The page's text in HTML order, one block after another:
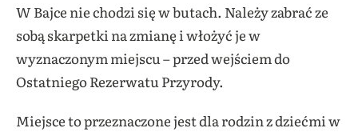
W Bajce nie chodzi się w butach. Należy zabrać ze
sobą skarpetki na zmianę i włożyć je w
wyznaczonym miejscu – przed wejściem do
Ostatniego Rezerwatu Przyrody.
Miejsce to przeznaczone jest dla rodzin z dziećmi w